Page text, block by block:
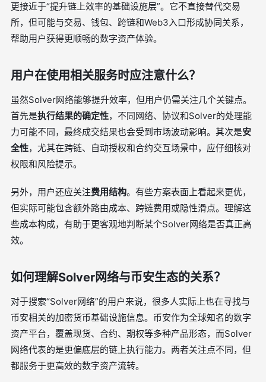
更接近于“提升链上效率的基础设施层”。它不直接替代交易
所，但可能与交易、钱包、跨链和Web3入口形成协同关系，
帮助用户获得更顺畅的数字资产体验。
用户在使用相关服务时应注意什么？
虽然Solver网络能够提升效率，但用户仍需关注几个关键点。
首先是执行结果的确定性，不同网络、协议和Solver的处理能
力可能不同，最终成交结果也会受到市场波动影响。其次是安
全性，尤其在跨链、自动授权和合约交互场景中，应仔细核对
权限和风险提示。
另外，用户还应关注费用结构。有些方案表面上看起来更优，
但实际可能包含额外路由成本、跨链费用或隐性滑点。理解这
些成本构成，有助于更客观地判断某个Solver网络是否真正高
效。
如何理解Solver网络与币安生态的关系？
对于搜索“Solver网络”的用户来说，很多人实际上也在寻找与
币安相关的加密货币基础设施信息。币安作为全球知名的数字
资产平台，覆盖现货、合约、期权等多种产品形态，而Solver
网络代表的是更偏底层的链上执行能力。两者关注点不同，但
都服务于更高效的数字资产流转。